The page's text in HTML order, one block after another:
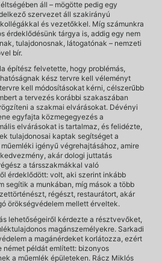
áll – mögötte pedig egy
szervezet áll szakirányú
és vezetőkkel. Míg számunkra
érdeklődésünk tárgya is, addig egy nem
tulajdonosnak, látogatónak – nemzeti
bír.
építész felvetette, hogy problémás,
kész tervre kell véleményt
kell módosításokat kérni, célszerűbb
a tervezés korábbi szakaszában
a szakmai elvárásokat. Dévényi
egyfajta közmegegyezés a
elvárásokat is tartalmaz, és felidézte,
tulajdonosai kaptak segítséget a
igényű végrehajtásához, amire
akár dologi juttatás
a társszakmákkal való
érdeklődött: volt, aki szerint inkább
segítik a munkában, míg mások a több
régészt, restaurátort, akár
örökségvédelem mellett érveltek.
lehetőségeiről kérdezte a résztvevőket,
magánszemélyekre. Sarkadi
a magánérdeket korlátozza, ezért
német példát említett: bizonyos
a műemlék épületeken. Rácz Miklós